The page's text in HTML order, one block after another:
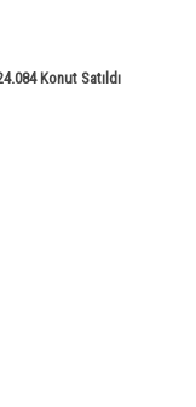
Konut Satıldı